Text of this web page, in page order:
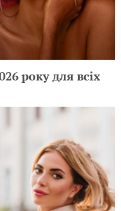
року для всіх